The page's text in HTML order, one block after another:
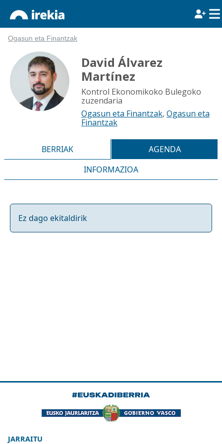
Ogasun eta Finantzak
David Álvarez
Martínez
Kontrol Ekonomikoko Bulegoko
zuzendaria
Ogasun eta Finantzak, Ogasun eta
Finantzak
BERRIAK
AGENDA
INFORMAZIOA
Ez dago ekitaldirik
JARRAITU